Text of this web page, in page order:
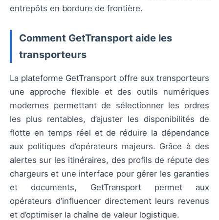
entrepôts en bordure de frontière.
Comment GetTransport aide les
transporteurs
La plateforme GetTransport offre aux transporteurs
une approche flexible et des outils numériques
modernes permettant de sélectionner les ordres
les plus rentables, d’ajuster les disponibilités de
flotte en temps réel et de réduire la dépendance
aux politiques d’opérateurs majeurs. Grâce à des
alertes sur les itinéraires, des profils de répute des
chargeurs et une interface pour gérer les garanties
et documents, GetTransport permet aux
opérateurs d’influencer directement leurs revenus
et d’optimiser la chaîne de valeur logistique.